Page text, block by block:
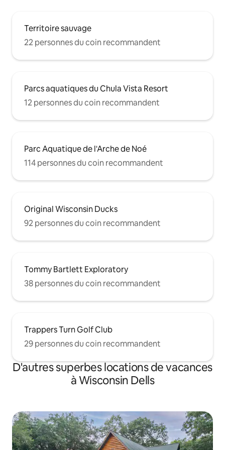
Territoire sauvage
22 personnes du coin recommandent
Parcs aquatiques du Chula Vista Resort
12 personnes du coin recommandent
Parc Aquatique de l'Arche de Noé
114 personnes du coin recommandent
Original Wisconsin Ducks
92 personnes du coin recommandent
Tommy Bartlett Exploratory
38 personnes du coin recommandent
Trappers Turn Golf Club
29 personnes du coin recommandent
D'autres superbes locations de vacances
à Wisconsin Dells